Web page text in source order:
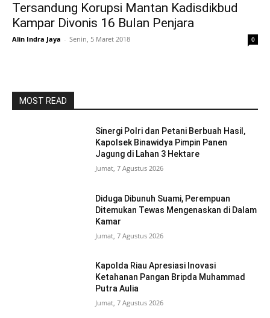
Tersandung Korupsi Mantan Kadisdikbud
Kampar Divonis 16 Bulan Penjara
Alin Indra Jaya - Senin, 5 Maret 2018 0
MOST READ
Sinergi Polri dan Petani Berbuah Hasil,
Kapolsek Binawidya Pimpin Panen
Jagung di Lahan 3 Hektare
Jumat, 7 Agustus 2026
Diduga Dibunuh Suami, Perempuan
Ditemukan Tewas Mengenaskan di Dalam
Kamar
Jumat, 7 Agustus 2026
Kapolda Riau Apresiasi Inovasi
Ketahanan Pangan Bripda Muhammad
Putra Aulia
Jumat, 7 Agustus 2026